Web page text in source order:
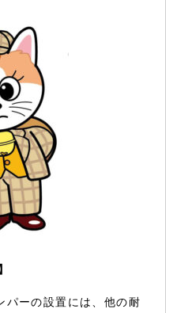
パーの設置には、他の耐